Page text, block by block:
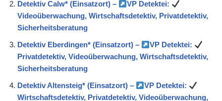
Detektiv Calw* (Einsatzort) –
VP Detektei:
Videoüberwachung, Wirtschaftsdetektiv, Privatdetektiv,
Sicherheitsberatung
Detektiv Eberdingen* (Einsatzort) –
VP Detektei:
Privatdetektiv, Videoüberwachung, Wirtschaftsdetektiv,
Sicherheitsberatung
Detektiv Altensteig* (Einsatzort) –
VP Detektei:
Wirtschaftsdetektiv, Privatdetektiv, Videoüberwachung,